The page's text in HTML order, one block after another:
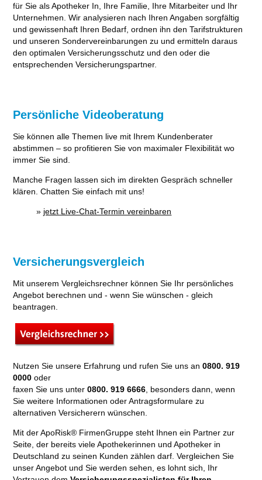
für Sie als Apotheker In, Ihre Familie, Ihre Mitarbeiter und Ihr
Unternehmen. Wir analysieren nach Ihren Angaben sorgfältig
und gewissenhaft Ihren Bedarf, ordnen ihn den Tarifstrukturen
und unseren Sondervereinbarungen zu und ermitteln daraus
den optimalen Versicherungsschutz und den oder die
entsprechenden Versicherungspartner.
Persönliche Videoberatung
Sie können alle Themen live mit Ihrem Kundenberater
abstimmen – so profitieren Sie von maximaler Flexibilität wo
immer Sie sind.
Manche Fragen lassen sich im direkten Gespräch schneller
klären. Chatten Sie einfach mit uns!
» jetzt Live-Chat-Termin vereinbaren
Versicherungsvergleich
Mit unserem Vergleichsrechner können Sie Ihr persönliches
Angebot berechnen und - wenn Sie wünschen - gleich
beantragen.
Nutzen Sie unsere Erfahrung und rufen Sie uns an0800. 919
0000 oder
faxen Sie uns unter0800. 919 6666, besonders dann, wenn
Sie weitere Informationen oder Antragsformulare zu
alternativen Versicherern wünschen.
Mit der ApoRisk® FirmenGruppe steht Ihnen ein Partner zur
Seite, der bereits viele Apothekerinnen und Apotheker in
Deutschland zu seinen Kunden zählen darf. Vergleichen Sie
unser Angebot und Sie werden sehen, es lohnt sich, Ihr